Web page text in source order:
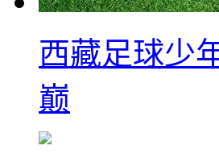
西藏足球少
巅